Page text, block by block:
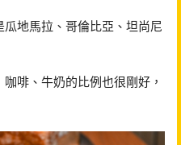
地馬拉、哥倫比亞、坦尚尼
啡、牛奶的比例也很剛好，